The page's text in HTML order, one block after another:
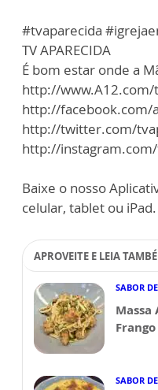
#tvaparecida
TV APARECIDA
É bom estar onde a
http://www.A12.com/
http://facebook.com/
http://twitter.com/
http://
Baixe o nosso
celular, tablet ou iPad.
APROVEITE E LEIA
SABOR
Massa
SABOR